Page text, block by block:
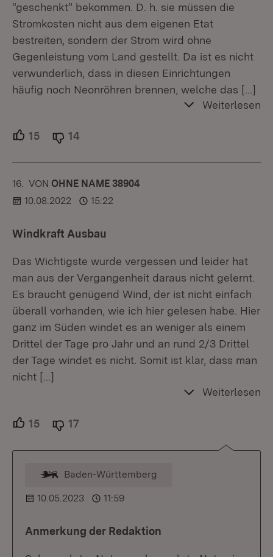
"geschenkt" bekommen. D. h. sie müssen die
Stromkosten nicht aus dem eigenen Etat
bestreiten, sondern der Strom wird ohne
Gegenleistung vom Land gestellt. Da ist es nicht
verwunderlich, dass in diesen Einrichtungen
häufig noch Neonröhren brennen, welche das […]
Weiterlesen
15 Unterstützer.
14
16. KOMMENTAR
VON :OHNE NAME 38904
10.08.2022
15:22
Windkraft Ausbau
Das Wichtigste wurde vergessen und leider hat
man aus der Vergangenheit daraus nicht gelernt.
Es braucht genügend Wind, der ist nicht einfach
überall vorhanden, wie ich hier gelesen habe. Hier
ganz im Süden windet es an weniger als einem
Drittel der Tage pro Jahr und an rund 2/3 Drittel
der Tage windet es nicht. Somit ist klar, dass man
nicht […]
Weiterlesen
15 Unterstützer.
17
Kommentar vom Moderator
Baden-Württemberg
10.05.2023 11:59
Anmerkung der Redaktion